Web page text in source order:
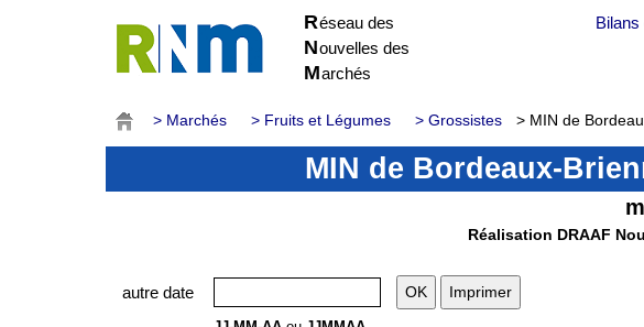
Réseau des
Nouvelles des
Marchés
> Marchés > Fruits et Légumes > Grossistes > MIN de
MIN de Bordeaux-
Réalisation DRAAF
autre date